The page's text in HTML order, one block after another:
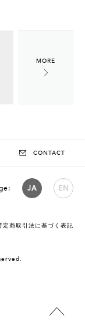
CONTACT
JA EN
定商取引法に基づく表記